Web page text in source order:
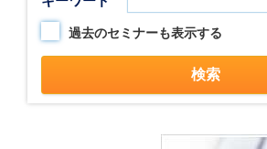
過去のセミナーも表示する